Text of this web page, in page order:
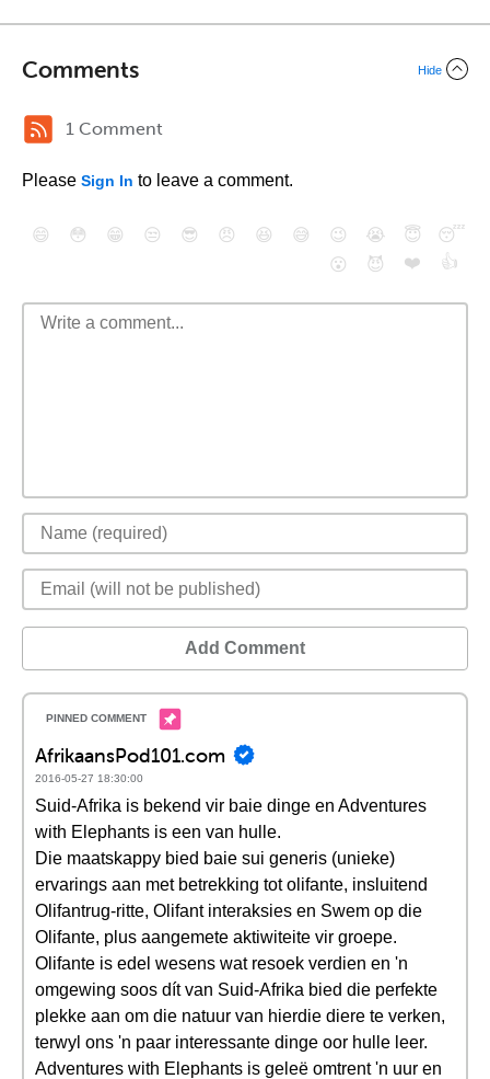
Comments Hide
1 Comment
Please Sign In to leave a comment.
😄 😳 😁 😒 😎 😠 😆 😅 😉 😭 😇
😴
😮
😈 ❤️ 👍
Add Comment
AfrikaansPod101.com
2016-05-27 18:30:00
Suid-Afrika is bekend vir baie dinge en Adventures
with Elephants is een van hulle.
Die maatskappy bied baie sui generis (unieke)
ervarings aan met betrekking tot olifante, insluitend
Olifantrug-ritte, Olifant interaksies en Swem op die
Olifante, plus aangemete aktiwiteite vir groepe.
Olifante is edel wesens wat resoek verdien en 'n
omgewing soos dít van Suid-Afrika bied die perfekte
plekke aan om die natuur van hierdie diere te verken,
terwyl ons 'n paar interessante dinge oor hulle leer.
Adventures with Elephants is geleë omtrent 'n uur en